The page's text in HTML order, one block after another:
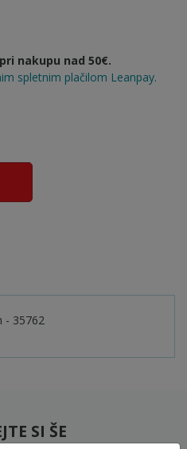
nakupu nad 50€.
spletnim plačilom Leanpay.
- 35762
SI ŠE